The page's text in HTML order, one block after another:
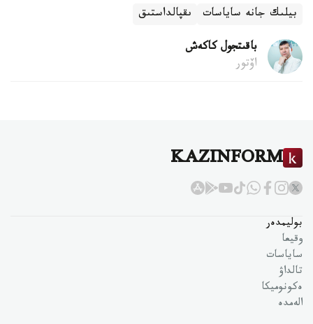
بيلىك جانە ساياسات ىقپالداستىق
باقىتجول كاكەش
اۆتور
KAZINFORM
بوليمدەر
وقيعا
ساياسات
تالداۋ
ەكونوميكا
الەمدە